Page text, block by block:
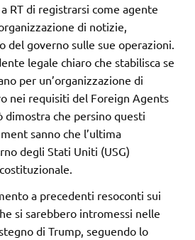
RT di registrarsi come agente
di notizie,
governo sulle sue operazioni.
legale chiaro che stabilisca se
per un’organizzazione di
nei requisiti del Foreign Agents
dimostra che persino questi
sanno che l’ultima
degli Stati Uniti (USG)
a precedenti resoconti sui
si sarebbero intromessi nelle
di Trump, seguendo lo